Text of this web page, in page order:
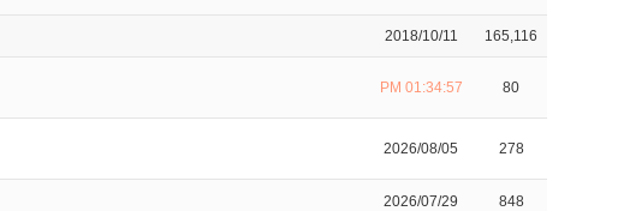
2018/10/11 165,116
PM 01:34:57 80
2026/08/05 278
2026/07/29 848